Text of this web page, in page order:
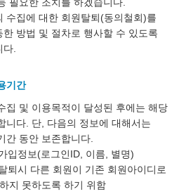
수집에 대한 회원탈퇴(동의철회)를
방법 및 절차로 행사할 수 있도록
.
기간
집 및 이용목적이 달성된 후에는 해당
니다. 단, 다음의 정보에 대해서는
간 동안 보존합니다.
입정보(로그인ID, 이름, 별명)
퇴시 다른 회원이 기존 회원아이디로
지 못하도록 하기 위함